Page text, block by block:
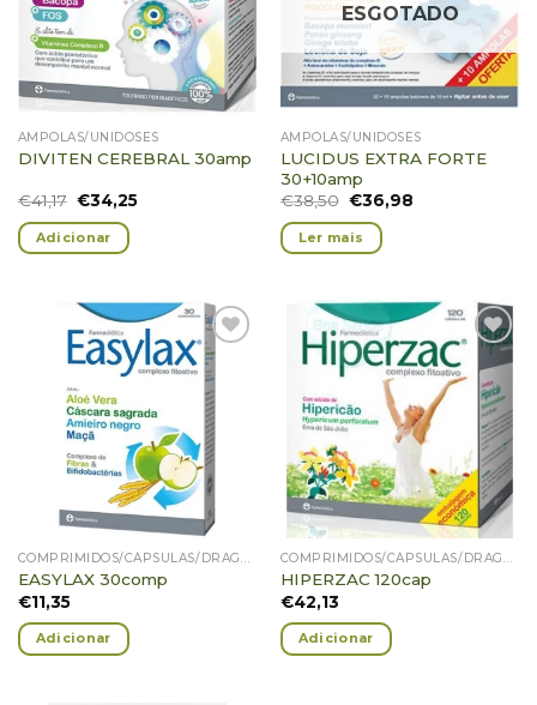
AMPOLAS/UNIDOSES
DIVITEN CEREBRAL 30amp
€41,17 €34,25
Adicionar
ESGOTADO
AMPOLAS/UNIDOSES
LUCIDUS EXTRA FORTE
30+10amp
€38,50 €36,98
Ler mais
Adicionar
Favoritos
COMPRIMIDOS/CÁPSULAS/DRAGEIAS/PASTILHAS/GOMAS
EASYLAX 30comp
€11,35
Adicionar
Adicionar
Favoritos
COMPRIMIDOS/CÁPSULAS/DRAGEIAS/PASTILHAS/GOMAS
HIPERZAC 120cap
€42,13
Adicionar